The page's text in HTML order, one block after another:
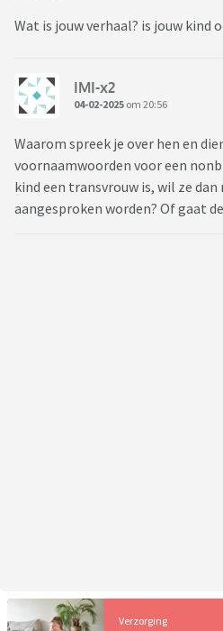
Wat is jouw verhaal? is jouw kind
IMI-x2
04-02-2025 om 20:56
Waarom spreek je over hen en
voornaamwoorden voor een
kind een transvrouw is, wil ze
aangesproken worden? Of gaat
Verzorging